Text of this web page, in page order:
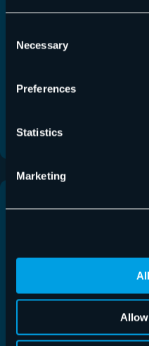
Selection
Necessary
Preferences
Statistics
Marketing
l’interface utilisateur
En savoir plus